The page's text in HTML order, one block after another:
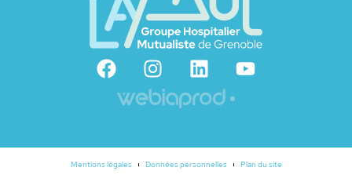
Mentions légales Données personnelles Plan du site